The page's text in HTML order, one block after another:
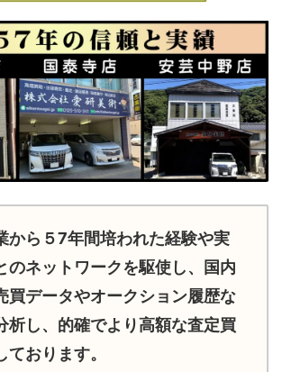
から５7年間培われた経験や実
のネットワークを駆使し、国内
買データやオークション履歴な
析し、的確でより高額な査定買
おります。